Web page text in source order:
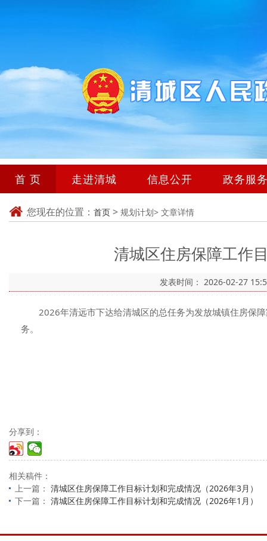
首 页 走进清城 信息公开 政务服
您现在的位置： 首页 > 规划计划> 文章详情
清城区住房保障工作
发表时间： 2026-02-27
2026年清远市下达给清城区的总任务为发放城镇住房保障
务。
分享到：
相关稿件：
上一篇： 清城区住房保障工作目标计划和完成情况（2026年3月）
下一篇： 清城区住房保障工作目标计划和完成情况（2026年1月）